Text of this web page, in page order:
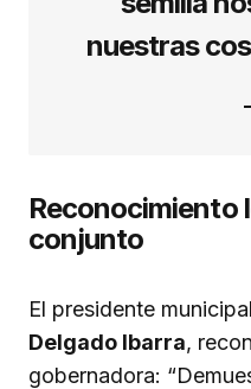
nuestras
Reconocimiento
conjunto
El presidente
Delgado Ibarra,
gobernadora: